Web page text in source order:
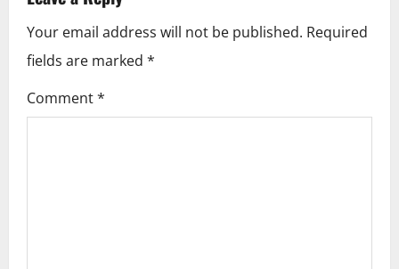
v
i
g
Your email address will not be published. Required
fields are marked *
Comment*